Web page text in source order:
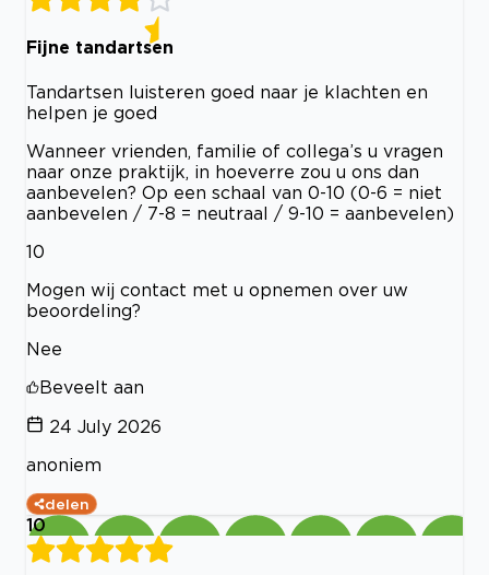
Fijne tandartsen
Tandartsen luisteren goed naar je klachten en
helpen je goed
Wanneer vrienden, familie of collega’s u vragen
naar onze praktijk, in hoeverre zou u ons dan
aanbevelen? Op een schaal van 0-10 (0-6 = niet
aanbevelen / 7-8 = neutraal / 9-10 = aanbevelen)
10
Mogen wij contact met u opnemen over uw
beoordeling?
Nee
Beveelt aan
24 July 2026
anoniem
delen
10